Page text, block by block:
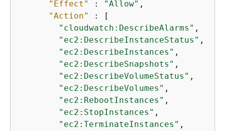
"Effect" : "Allow" ,
"Action"
: [
"cloudwatch:DescribeAlarms" ,
"ec2:DescribeInstanceStatus" ,
"ec2:DescribeInstances" ,
"ec2:DescribeSnapshots" ,
"ec2:DescribeVolumeStatus" ,
"ec2:DescribeVolumes" ,
"ec2:RebootInstances" ,
"ec2:StopInstances" ,
"ec2:TerminateInstances" ,